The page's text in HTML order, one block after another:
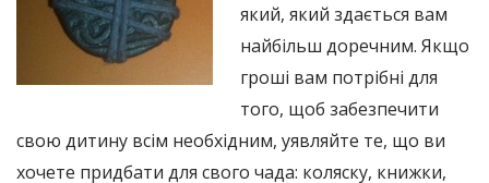
який, який здається вам
найбільш доречним. Якщо
гроші вам потрібні для
того, щоб забезпечити
свою дитину всім необхідним, уявляйте те, що ви
хочете придбати для свого чада: коляску, книжки,